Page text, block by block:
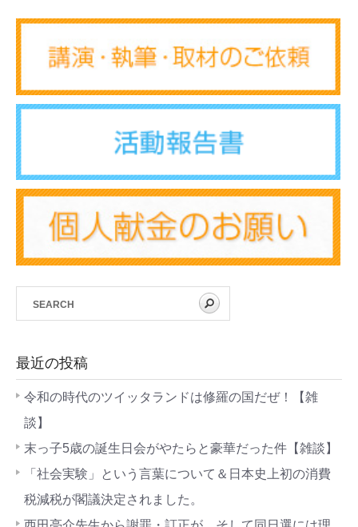
最近の投稿
令和の時代のツイッタランドは修羅の国だぜ！【雑
談】
末っ子5歳の誕生日会がやたらと豪華だった件【雑談】
「社会実験」という言葉について＆日本史上初の消費
税減税が閣議決定されました。